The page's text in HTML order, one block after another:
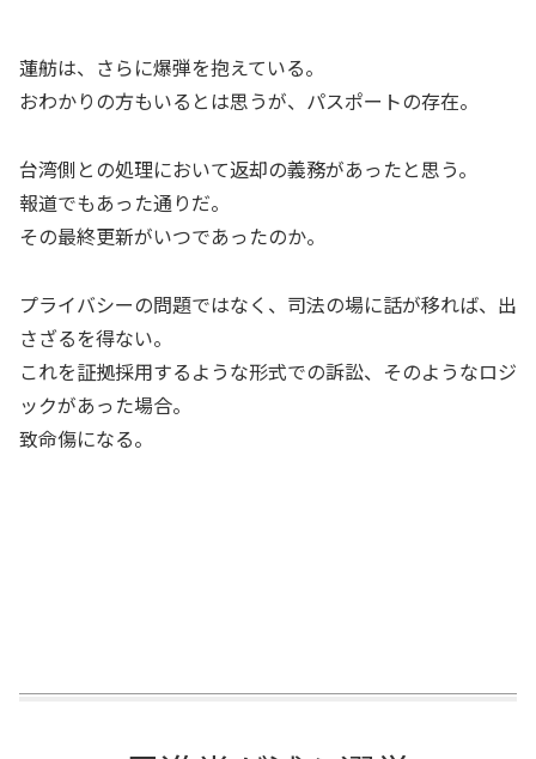
蓮舫は、さらに爆弾を抱えている。
おわかりの方もいるとは思うが、パスポートの存在。
台湾側との処理において返却の義務があったと思う。
報道でもあった通りだ。
その最終更新がいつであったのか。
プライバシーの問題ではなく、司法の場に話が移れば、出
さざるを得ない。
これを証拠採用するような形式での訴訟、そのようなロジ
ックがあった場合。
致命傷になる。